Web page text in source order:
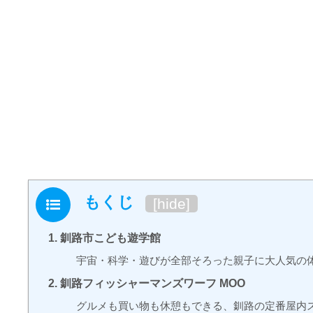
もくじ [hide]
1. 釧路市こども遊学館
宇宙・科学・遊びが全部そろった親子に大人気の
2. 釧路フィッシャーマンズワーフ MOO
グルメも買い物も休憩もできる、釧路の定番屋内